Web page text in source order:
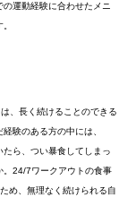
運動経験に合わせたメニ
、長く続けることのできる
験のある方の中には、
たら、つい暴食してしまっ
。24/7ワークアウトの食事
め、無理なく続けられる自